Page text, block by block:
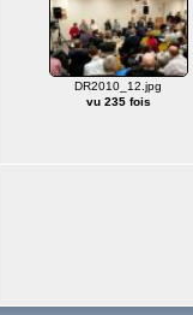
DR2010_12.jpg
vu 235 fois